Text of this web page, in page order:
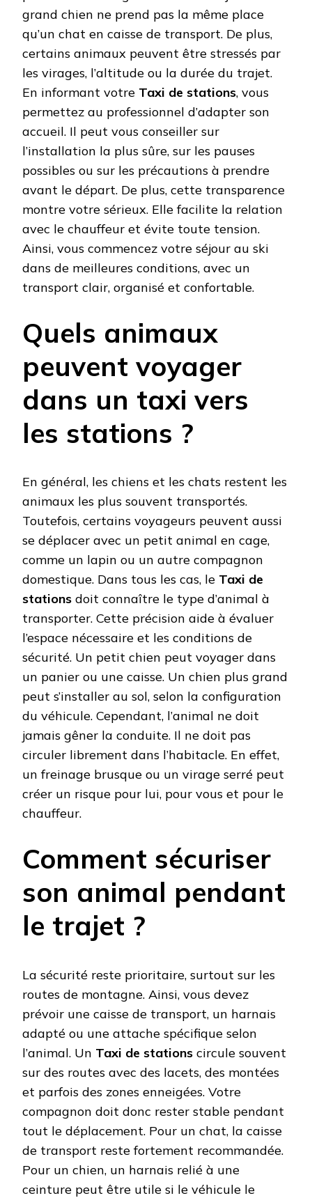
grand chien ne prend pas la même place
qu’un chat en caisse de transport. De plus,
certains animaux peuvent être stressés par
les virages, l’altitude ou la durée du trajet.
En informant votre Taxi de stations, vous
permettez au professionnel d’adapter son
accueil. Il peut vous conseiller sur
l’installation la plus sûre, sur les pauses
possibles ou sur les précautions à prendre
avant le départ. De plus, cette transparence
montre votre sérieux. Elle facilite la relation
avec le chauffeur et évite toute tension.
Ainsi, vous commencez votre séjour au ski
dans de meilleures conditions, avec un
transport clair, organisé et confortable.
Quels animaux
peuvent voyager
dans un taxi vers
les stations ?
En général, les chiens et les chats restent les
animaux les plus souvent transportés.
Toutefois, certains voyageurs peuvent aussi
se déplacer avec un petit animal en cage,
comme un lapin ou un autre compagnon
domestique. Dans tous les cas, le Taxi de
stations doit connaître le type d’animal à
transporter. Cette précision aide à évaluer
l’espace nécessaire et les conditions de
sécurité. Un petit chien peut voyager dans
un panier ou une caisse. Un chien plus grand
peut s’installer au sol, selon la configuration
du véhicule. Cependant, l’animal ne doit
jamais gêner la conduite. Il ne doit pas
circuler librement dans l’habitacle. En effet,
un freinage brusque ou un virage serré peut
créer un risque pour lui, pour vous et pour le
chauffeur.
Comment sécuriser
son animal pendant
le trajet ?
La sécurité reste prioritaire, surtout sur les
routes de montagne. Ainsi, vous devez
prévoir une caisse de transport, un harnais
adapté ou une attache spécifique selon
l’animal. Un Taxi de stations circule souvent
sur des routes avec des lacets, des montées
et parfois des zones enneigées. Votre
compagnon doit donc rester stable pendant
tout le déplacement. Pour un chat, la caisse
de transport reste fortement recommandée.
Pour un chien, un harnais relié à une
ceinture peut être utile si le véhicule le